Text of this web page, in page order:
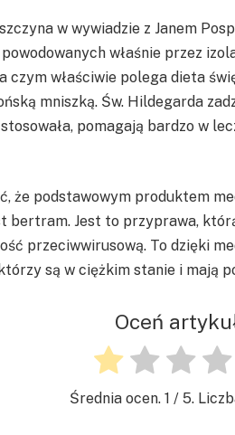
w wywiadzie z Janem
właśnie przez
czym właściwie polega dieta
mniszką. Św. Hildegarda
pomagają bardzo w
że podstawowym produktem
bertram. Jest to przyprawa,
przeciwwirusową. To dzięki
są w ciężkim stanie i mają
Oceń
Średnia ocen. 1 / 5.